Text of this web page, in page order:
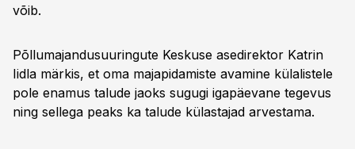
võib.
Põllumajandusuuringute Keskuse asedirektor Katrin
Iidla märkis, et oma majapidamiste avamine külalistele
pole enamus talude jaoks sugugi igapäevane tegevus
ning sellega peaks ka talude külastajad arvestama.